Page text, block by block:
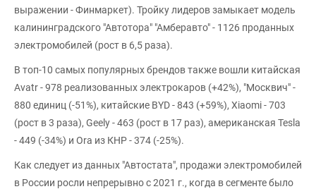
выражении - Финмаркет). Тройку лидеров замыкает модель
калининградского "Автотора" "Амберавто" - 1126 проданных
электромобилей (рост в 6,5 раза).
В топ-10 самых популярных брендов также вошли китайская
Avatr - 978 реализованных электрокаров (+42%), "Москвич" -
880 единиц (-51%), китайские BYD - 843 (+59%), Xiaomi - 703
(рост в 3 раза), Geely - 463 (рост в 17 раз), американская Tesla
- 449 (-34%) и Ora из КНР - 374 (-25%).
Как следует из данных "Автостата", продажи электромобилей
в России росли непрерывно с 2021 г., когда в сегменте было